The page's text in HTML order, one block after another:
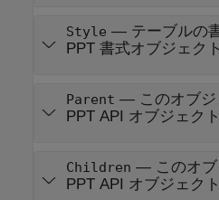
Style — テーブルの
PPT 書式オブジェク
Parent — このオブ
PPT API オブジェクト
Children — このオ
PPT API オブジェク